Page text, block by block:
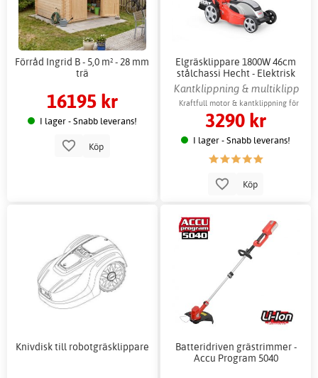
Förråd Ingrid B - 5,0 m² - 28 mm
trä
16195 kr
I lager - Snabb leverans!
Köp
Elgräsklippare 1800W 46cm
stålchassi Hecht - Elektrisk
gräsklippare
Kantklippning & multiklipp
Kraftfull motor & kantklippning för
perfekta kanter
3290 kr
I lager - Snabb leverans!
Köp
Knivdisk till robotgräsklippare
Batteridriven grästrimmer -
Accu Program 5040